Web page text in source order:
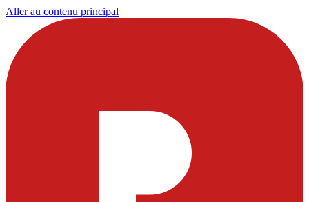
Aller au contenu principal